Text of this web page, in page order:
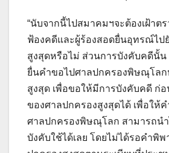
“นับจากนี้ไปสมาคมฯจะต้องเฝ้าต
ฟ้องคดีและผู้ร้องสอดยื่นอุทรณ์ไป
สูงสุดหรือไม่ ส่วนการบังคับคดีนั้น
ยื่นคำขอไปศาลปกครองพิษณุโลก
สูงสุด เพื่อขอให้มีการบังคับคดี ก่
ของศาลปกครองสูงสุดได้ เพื่อให้
ศาลปกครองพิษณุโลก สามารถน
บังคับใช้ได้เลย โดยไม่ได้รอคำพิ